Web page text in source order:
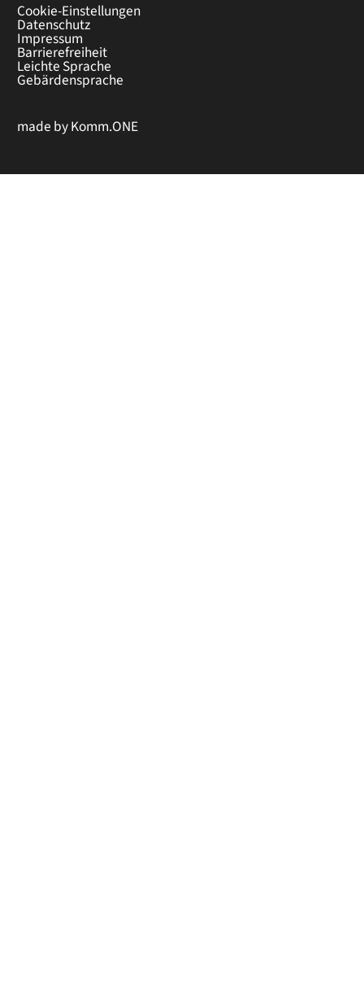
Cookie-Einstellungen
Datenschutz
Impressum
Barrierefreiheit
Leichte Sprache
Gebärdensprache
made byKomm.ONE